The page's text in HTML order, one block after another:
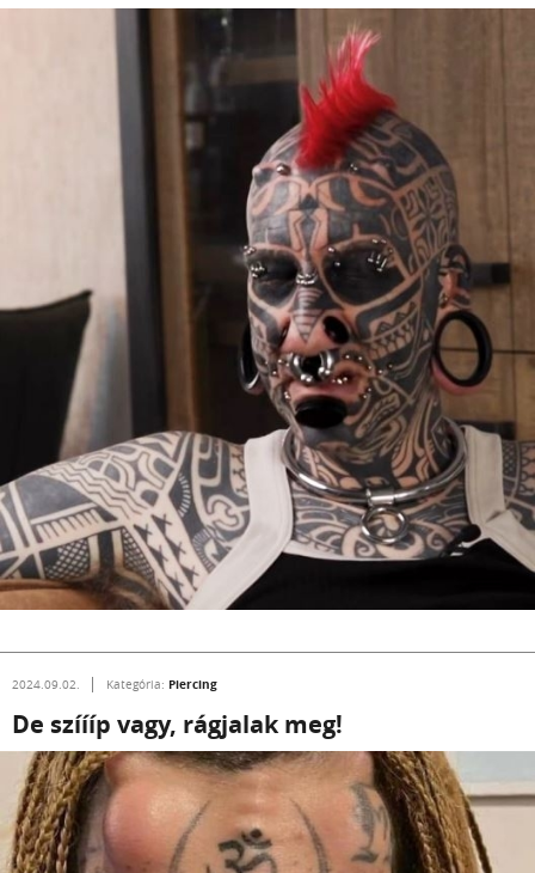
2024.09.02. Kategória: Piercing
De szíííp vagy, rágjalak meg!